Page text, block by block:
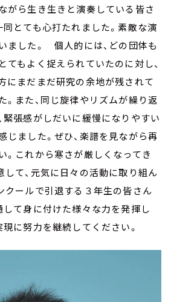
がら生き生きと演奏している皆さ
同とても心打たれました。素敵な演
ました。 個人的には、どの団体も
てもよく捉えられていたのに対し、
にまだまだ研究の余地が残されて
。また、同じ旋律やリズムが繰り返
緊張感がしだいに緩慢になりやすい
じました。ぜひ、楽譜を見ながら再
。これから寒さが厳しくなってき
して、元気に日々の活動に取り組ん
クールで引退する３年生の皆さん
して身に付けた様々な力を発揮し
に努力を継続してください。